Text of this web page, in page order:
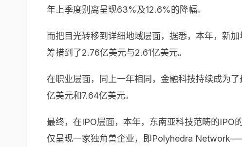
年上季度别离呈现63%及12.6%的降幅。
而把目光转移到详细地域层面，据悉，本年，新
筹措到了2.76亿美元与2.61亿美元。
在职业层面，同上一年相同，金融科技持续成为
亿美元和7.64亿美元。
最终，在IPO层面，本年，东南亚科技范畴的
仅呈现一家独角兽企业，即Polyhedra